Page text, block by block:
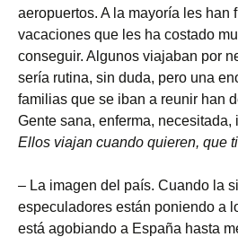
aeropuertos. A la mayoría les han
vacaciones que les ha costado
conseguir. Algunos viajaban por
sería rutina, sin duda, pero una
familias que se iban a reunir han
Gente sana, enferma,
Ellos viajan cuando quieren, que
– La imagen del país. Cuando la
especuladores están poniendo a
está agobiando a España hasta